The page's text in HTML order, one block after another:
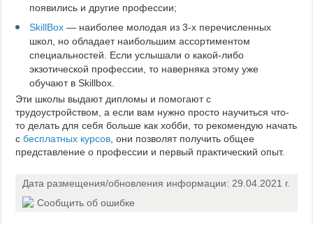
появились и другие профессии;
SkillBox — наиболее молодая из 3-х перечисленных
школ, но обладает наибольшим ассортиментом
специальностей. Если услышали о какой-либо
экзотической профессии, то наверняка этому уже
обучают в Skillbox.
Эти школы выдают дипломы и помогают с
трудоустройством, а если вам нужно просто научиться что-
то делать для себя больше как хобби, то рекомендую начать
с бесплатных курсов , они позволят получить общее
представление о профессии и первый практический опыт.
Дата размещения/обновления информации: 29.04.2021 г.
Сообщить об ошибке